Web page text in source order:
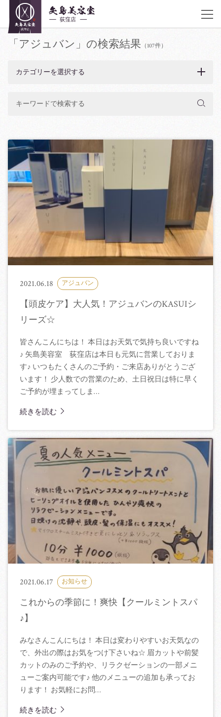
JR荻窪駅 南口 徒歩30秒
アクセス
平日10:00〜20:00 土曜 10:00〜20:00 日曜,祝日 9:00〜19:00 不定休
03-6383-5252
着付け・ヘアメイク
ヘアカタログ
クーポン／料金表
スタッフ紹介
アクセス
ブログ
「アジュバン」の検索結果 （107件）
カテゴリーを選択する
2021.06.18 アジュバン
【頭皮ケア】大人気！アジュバンのKASUIシ
リーズ☆
皆さんこんにちは！ 本日はお天気で気持ち良いですね
♪ 矢島美容室 荻窪店は本日も元気に営業しておりま
す♪ いつもたくさんのご予約・ご来店ありがとうござ
います！ 少人数での営業のため、土日祝日は特に早く
ご予約が埋まってしま…
続きを読む
2021.06.17 お知らせ
これからの季節に！爽快【クールミントスパ
♪】
みなさんこんにちは！ 本日は変わりやすいお天気なの
で、外出の際はお気をつけ下さいね☆ 眉カットや前髪
カットのみのご予約や、リラクゼーションの一部メニ
ューご案内可能です♪ 他のメニューの追加も承ってお
ります！ お気軽にお問…
続きを読む